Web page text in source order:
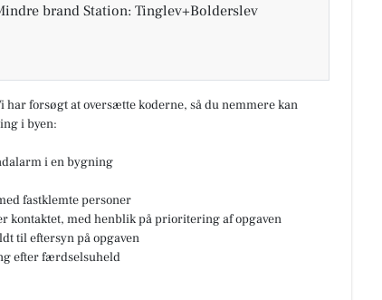
brand Station: Tinglev+Bolderslev
forsøgt at oversætte koderne, så du nemmere kan
i byen:
i en bygning
fastklemte personer
kontaktet, med henblik på prioritering af opgaven
til eftersyn på opgaven
efter færdselsuheld